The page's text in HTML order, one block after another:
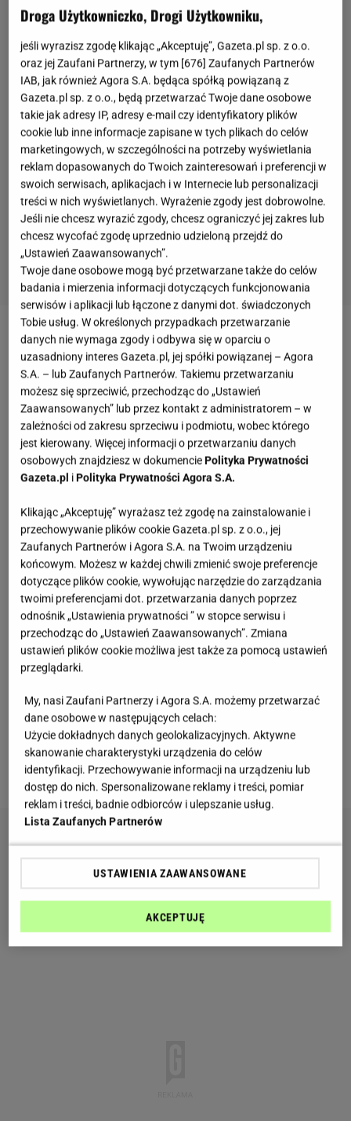
W związku z rosnącą inflacją oraz sytuacją
ekonomiczną wielu polskich rodzin, coraz większa
liczba klientów zmuszona jest do bardziej
rozważnych zakupów oraz oszczędzania. Lidl Polska
rozumiejąc tę sytuację, nieustannie dba o to, aby
móc oferować klientom wysokiej jakości produkty w
niskiej oraz konkurencyjnej cenie. Obecnie w
gratisowe środy z Lidl Plus oraz Tania sobota,
możemy kupić produkty w jeszcze niższych cenach.
W poniedziałek 9 stycznia do Lidl Polska powraca
oferta Tygodnia XXL, w trakcie którego klienci będą
mieli dostęp do korzystniejszych ofert pod
względem ceny, ale także gramatury produktu. Sieć
zaprasza klientów do kupowania powiększonych
– to doskonała szansa na oszczędne zakupy. Co
ważne, posiadacze Karty Dużej Rodziny będą mogli
skorzystać z 10-procentowej zniżki na ponad 300
produktów XXL.
Droga Użytkowniczko, Drogi Użytkowniku,
jeśli wyrazisz zgodę klikając „Akceptuję”, Gazeta.pl sp. z o.o.
oraz jej Zaufani Partnerzy, w tym [676] Zaufanych Partnerów
IAB, jak również Agora S.A. będąca spółką powiązaną z
Gazeta.pl sp. z o.o., będą przetwarzać Twoje dane osobowe
takie jak adresy IP, adresy e-mail czy identyfikatory plików
cookie lub inne informacje zapisane w tych plikach do celów
marketingowych, w szczególności na potrzeby wyświetlania
reklam dopasowanych do Twoich zainteresowań i preferencji w
swoich serwisach, aplikacjach i w Internecie lub personalizacji
treści w nich wyświetlanych. Wyrażenie zgody jest dobrowolne.
Jeśli nie chcesz wyrazić zgody, chcesz ograniczyć jej zakres lub
chcesz wycofać zgodę uprzednio udzieloną przejdź do
„Ustawień Zaawansowanych”.
Twoje dane osobowe mogą być przetwarzane także do celów
badania i mierzenia informacji dotyczących funkcjonowania
serwisów i aplikacji lub łączone z danymi dot. świadczonych
Tobie usług. W określonych przypadkach przetwarzanie
danych nie wymaga zgody i odbywa się w oparciu o
uzasadniony interes Gazeta.pl, jej spółki powiązanej – Agora
S.A. – lub Zaufanych Partnerów. Takiemu przetwarzaniu
możesz się sprzeciwić, przechodząc do „Ustawień
Zaawansowanych” lub przez kontakt z administratorem – w
zależności od zakresu sprzeciwu i podmiotu, wobec którego
jest kierowany. Więcej informacji o przetwarzaniu danych
osobowych znajdziesz w dokumenciePolityka Prywatności
Gazeta.pl iPolityka Prywatności Agora S.A.
Klikając „Akceptuję” wyrażasz też zgodę na zainstalowanie i
przechowywanie plików cookie Gazeta.pl sp. z o.o., jej
Zaufanych Partnerów i Agora S.A. na Twoim urządzeniu
końcowym. Możesz w każdej chwili zmienić swoje preferencje
dotyczące plików cookie, wywołując narzędzie do zarządzania
twoimi preferencjami dot. przetwarzania danych poprzez
odnośnik „Ustawienia prywatności ” w stopce serwisu i
przechodząc do „Ustawień Zaawansowanych”. Zmiana
ustawień plików cookie możliwa jest także za pomocą ustawień
przeglądarki.
My, nasi Zaufani Partnerzy i Agora S.A. możemy przetwarzać
dane osobowe w następujących celach:
Użycie dokładnych danych geolokalizacyjnych. Aktywne
skanowanie charakterystyki urządzenia do celów
identyfikacji. Przechowywanie informacji na urządzeniu lub
dostęp do nich. Spersonalizowane reklamy i treści, pomiar
reklam i treści, badnie odbiorców i ulepszanie usług.
Lista Zaufanych Partnerów
USTAWIENIA ZAAWANSOWANE
AKCEPTUJĘ